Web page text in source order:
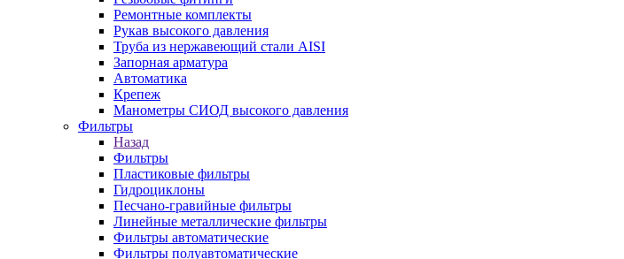
Ремонтные комплекты
Рукав высокого давления
Труба из нержавеющий стали AISI
Запорная арматура
Автоматика
Крепеж
Манометры СИОД высокого давления
Фильтры
Назад
Фильтры
Пластиковые фильтры
Гидроциклоны
Песчано-гравийные фильтры
Линейные металлические фильтры
Фильтры автоматические
Фильтры полуавтоматические